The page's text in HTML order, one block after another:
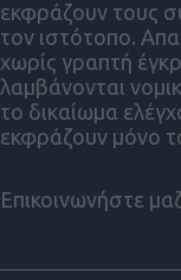
εκφράζουν τους
τον ιστότοπο.
χωρίς γραπτή
λαμβάνονται
το δικαίωμα
εκφράζουν μόνο
Επικοινωνήστε